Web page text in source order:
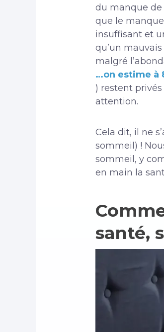
du manque de
que le
insuffisant et
qu’un
malgré
…on estime à
) restent
attention.
Cela dit, il ne
sommeil) !
sommeil, y
en main la
santé,